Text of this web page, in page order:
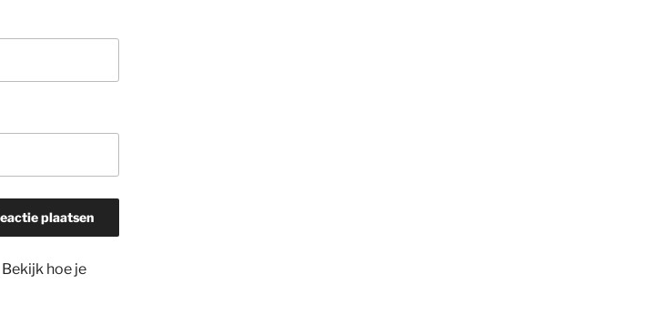
Bekijk hoe je